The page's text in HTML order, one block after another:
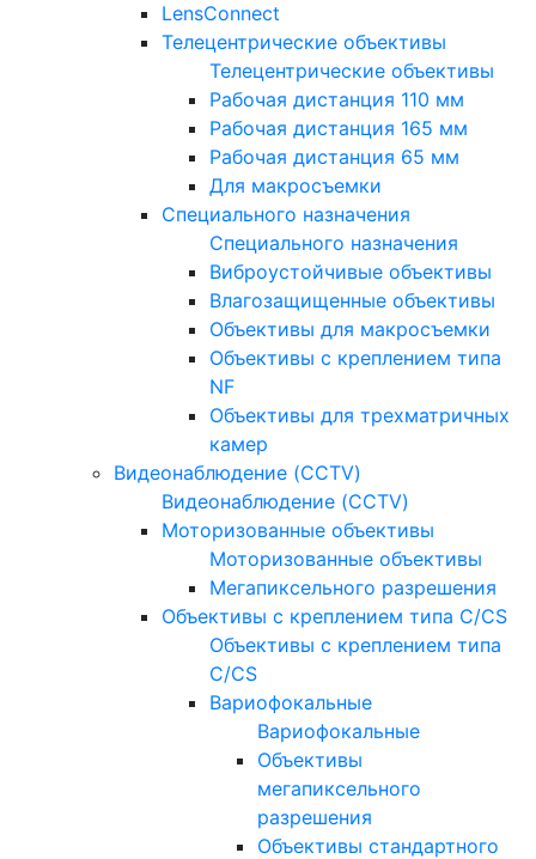
LensConnect
Телецентрические объективы
Телецентрические объективы
Рабочая дистанция 110 мм
Рабочая дистанция 165 мм
Рабочая дистанция 65 мм
Для макросъемки
Специального назначения
Специального назначения
Виброустойчивые объективы
Влагозащищенные объективы
Объективы для макросъемки
Объективы с креплением типа
NF
Объективы для трехматричных
камер
Видеонаблюдение (CCTV)
Видеонаблюдение (CCTV)
Моторизованные объективы
Моторизованные объективы
Мегапиксельного разрешения
Объективы с креплением типа C/CS
Объективы с креплением типа
C/CS
Вариофокальные
Вариофокальные
Объективы
мегапиксельного
разрешения
Объективы стандартного